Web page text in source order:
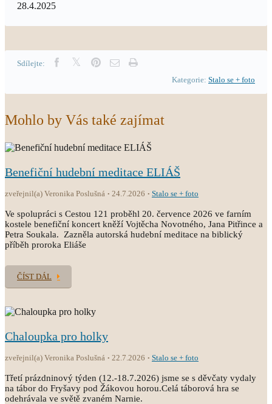
28.4.2025
Sdílejte:
Kategorie: Stalo se + foto
Mohlo by Vás také zajímat
Benefiční hudební meditace ELIÁŠ
zveřejnil(a) Veronika Poslušná 24.7.2026 Stalo se + foto
Ve spolupráci s Cestou 121 proběhl 20. července 2026 ve farním
kostele benefiční koncert kněží Vojtěcha Novotného, Jana Pitřince a
Petra Soukala. Zazněla autorská hudební meditace na biblický
příběh proroka Eliáše
ČÍST DÁL
Chaloupka pro holky
zveřejnil(a) Veronika Poslušná 22.7.2026 Stalo se + foto
Třetí prázdninový týden (12.-18.7.2026) jsme se s děvčaty vydaly
na tábor do Fryšavy pod Žákovou horou.Celá táborová hra se
odehrávala ve světě zvaném Narnie.